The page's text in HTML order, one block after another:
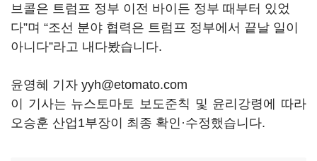
브콜은 트럼프 정부 이전 바이든 정부 때부터 있었
다”며 “조선 분야 협력은 트럼프 정부에서 끝날 일이
아니다”라고 내다봤습니다.
윤영혜 기자 yyh@etomato.com
이 기사는 뉴스토마토 보도준칙 및 윤리강령에 따라
오승훈 산업1부장이 최종 확인·수정했습니다.